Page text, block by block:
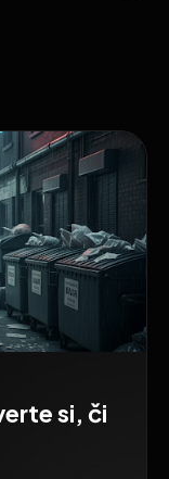
si, či